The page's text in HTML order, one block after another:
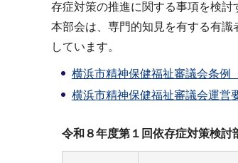
存症対策の推進に関する事項を検討
本部会は、専門的知見を有する有
しています。
横浜市精神保健福祉審議会条例
横浜市精神保健福祉審議会運営
令和８年度第１回依存症対策検討